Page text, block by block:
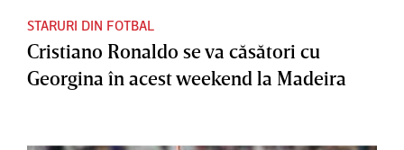
STARURI DIN FOTBAL
Cristiano Ronaldo se va căsători cu
Georgina în acest weekend la Madeira